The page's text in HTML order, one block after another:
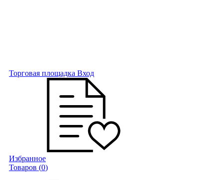
Торговая площадка Вход
Избранное
Товаров (0)